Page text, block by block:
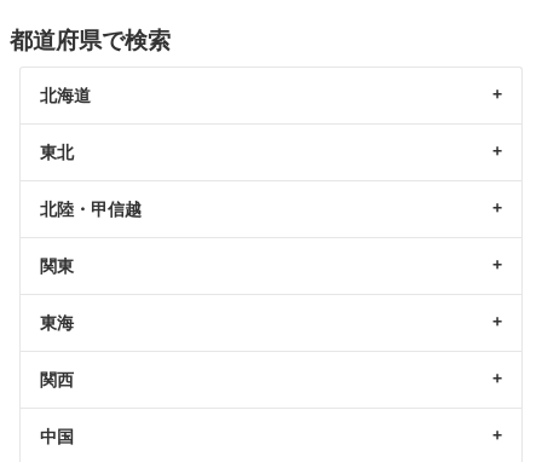
都道府県で検索
北海道
東北
北陸・甲信越
関東
東海
関西
中国